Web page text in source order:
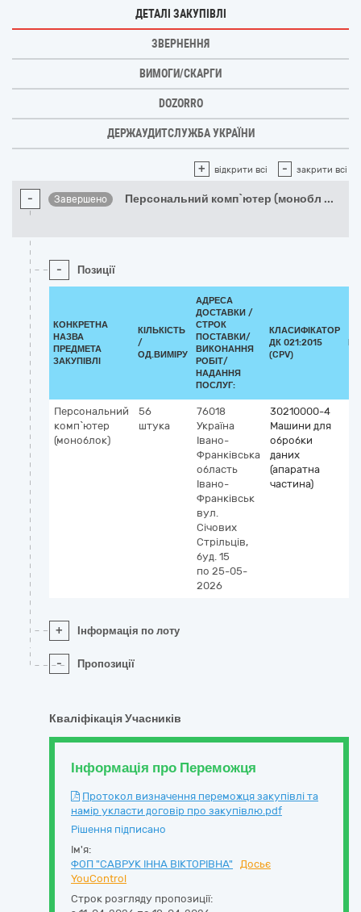
ДЕТАЛІ ЗАКУПІВЛІ
ЗВЕРНЕННЯ
ВИМОГИ/СКАРГИ
DOZORRO
ДЕРЖАУДИТСЛУЖБА УКРАЇНИ
+ відкрити всі - закрити всі
- Завершено Персональний комп`ютер (монобл ...
- Позиції
КОНКРЕТНА
НАЗВА
ПРЕДМЕТА
ЗАКУПІВЛІ
КІЛЬКІСТЬ
/
ОД.ВИМІРУ
АДРЕСА
ДОСТАВКИ /
СТРОК
ПОСТАВКИ/
ВИКОНАННЯ
РОБІТ/
НАДАННЯ
ПОСЛУГ:
КЛАСИФІКАТОР
ДК 021:2015
(CPV)
Персональний
комп`ютер
(моноблок)
56
штука
76018
Україна
Івано-
Франківська
область
Івано-
Франківськ
вул.
Січових
Стрільців,
буд. 15
по 25-05-
2026
30210000-4
Машини для
обробки
даних
(апаратна
частина)
+ Інформація по лоту
- Пропозиції
Кваліфікація Учасників
Інформація про Переможця
Протокол визначення переможця закупівлі та
намір укласти договір про закупівлю.pdf
Рішення підписано
Ім'я:
ФОП "САВРУК ІННА ВІКТОРІВНА"
Досьє
YouControl
Строк розгляду пропозиції: